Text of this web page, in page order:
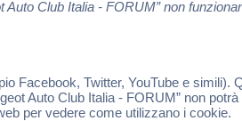
Club Italia - FORUM” non
Facebook, Twitter, YouTube e simili).
Auto Club Italia - FORUM” non
per vedere come utilizzano i cookie.